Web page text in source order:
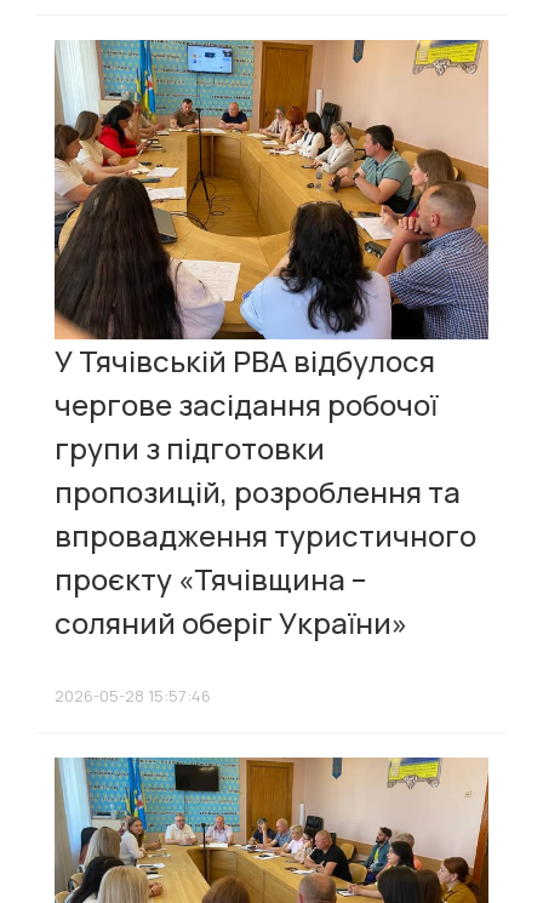
У Тячівській РВА відбулося
чергове засідання робочої
групи з підготовки
пропозицій, розроблення та
впровадження туристичного
проєкту «Тячівщина –
соляний оберіг України»
2026-05-28 15:57:46